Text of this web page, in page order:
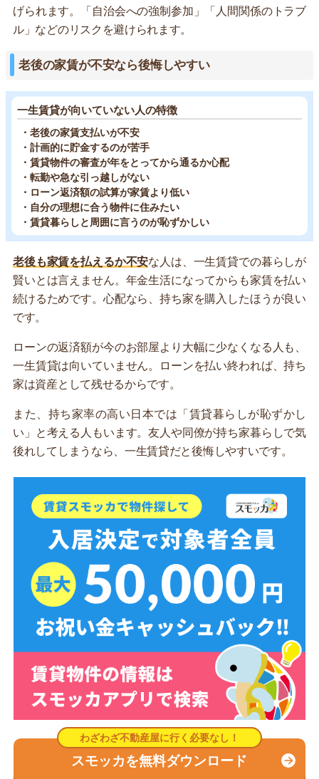
げられます。「自治会への強制参加」「人間関係のトラブ
ル」などのリスクを避けられます。
老後の家賃が不安なら後悔しやすい
一生賃貸が向いていない人の特徴
・老後の家賃支払いが不安
・計画的に貯金するのが苦手
・賃貸物件の審査が年をとってから通るか心配
・転勤や急な引っ越しがない
・ローン返済額の試算が家賃より低い
・自分の理想に合う物件に住みたい
・賃貸暮らしと周囲に言うのが恥ずかしい
老後も家賃を払えるか不安な人は、一生賃貸での暮らしが
賢いとは言えません。年金生活になってからも家賃を払い
続けるためです。心配なら、持ち家を購入したほうが良い
です。
ローンの返済額が今のお部屋より大幅に少なくなる人も、
一生賃貸は向いていません。ローンを払い終われば、持ち
家は資産として残せるからです。
また、持ち家率の高い日本では「賃貸暮らしが恥ずかし
い」と考える人もいます。友人や同僚が持ち家暮らしで気
後れしてしまうなら、一生賃貸だと後悔しやすいです。
スモッカを無料ダウンロード